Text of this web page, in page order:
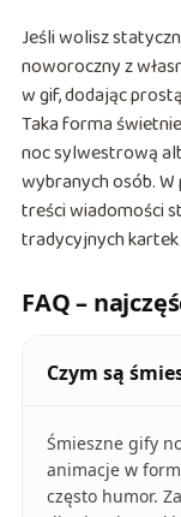
Jeśli wolisz
noworoczny z
w gif, dodając
Taka forma
noc sylwestrową
wybranych osób.
treści wiadomości
tradycyjnych
FAQ –
Czym są
Śmieszne gify
animacje w
często humor.